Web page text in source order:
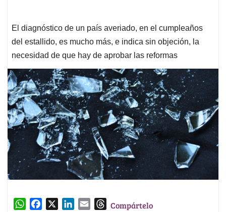
El diagnóstico de un país averiado, en el cumpleaños
del estallido, es mucho más, e indica sin objeción, la
necesidad de que hay de aprobar las reformas
W
TCompártelo